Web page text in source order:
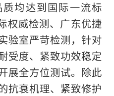
均达到国际一流标
权威检测、广东优捷
验室严苛检测，针对
受度、紧致功效稳定
展全方位测试。除此
抗衰机理、紧致修护